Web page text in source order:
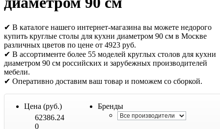
✔ В каталоге нашего интернет-магазина вы можете недорого
купить круглые столы для кухни диаметром 90 см в Москве
различных цветов по цене от 4923 руб.
✔ В ассортименте более 55 моделей круглых столов для кухни
диаметром 90 см российских и зарубежных производителей
мебели.
✔ Оперативно доставим ваш товар и поможем со сборкой.
Цена (руб.)
62386.24
0
Бренды